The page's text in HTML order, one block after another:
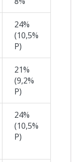
24%
(10,5%
P)
21%
(9,2%
P)
24%
(10,5%
P)